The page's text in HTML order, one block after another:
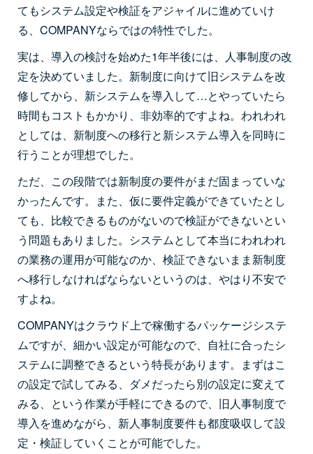
てもシステム設定や検証をアジャイルに進めていけ
る、COMPANYならではの特性でした。
実は、導入の検討を始めた1年半後には、人事制度の改
定を決めていました。新制度に向けて旧システムを改
修してから、新システムを導入して…とやっていたら
時間もコストもかかり、非効率的ですよね。われわれ
としては、新制度への移行と新システム導入を同時に
行うことが理想でした。
ただ、この段階では新制度の要件がまだ固まっていな
かったんです。また、仮に要件定義ができていたとし
ても、比較できるものがないので検証ができないとい
う問題もありました。システムとして本当にわれわれ
の業務の運用が可能なのか、検証できないまま新制度
へ移行しなければならないというのは、やはり不安で
すよね。
COMPANYはクラウド上で稼働するパッケージシステ
ムですが、細かい設定が可能なので、自社に合ったシ
ステムに調整できるという特長があります。まずはこ
の設定で試してみる、ダメだったら別の設定に変えて
みる、という作業が手軽にできるので、旧人事制度で
導入を進めながら、新人事制度要件も都度吸収して設
定・検証していくことが可能でした。